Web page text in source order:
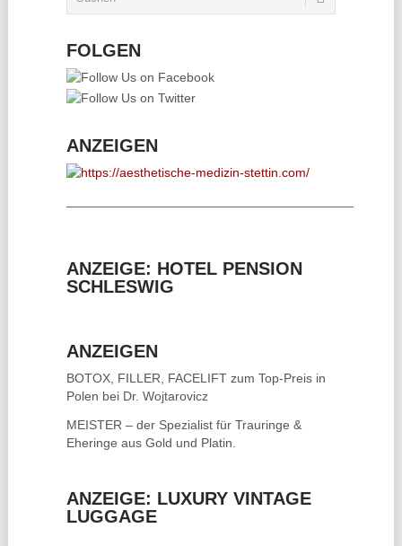
FOLGEN
ANZEIGEN
ANZEIGE: HOTEL PENSION
SCHLESWIG
ANZEIGEN
BOTOX, FILLER, FACELIFTzum Top-Preis in
Polen bei Dr. Wojtarovicz
MEISTER – der Spezialist für Trauringe &
Eheringe aus Gold und Platin.
ANZEIGE: LUXURY VINTAGE
LUGGAGE